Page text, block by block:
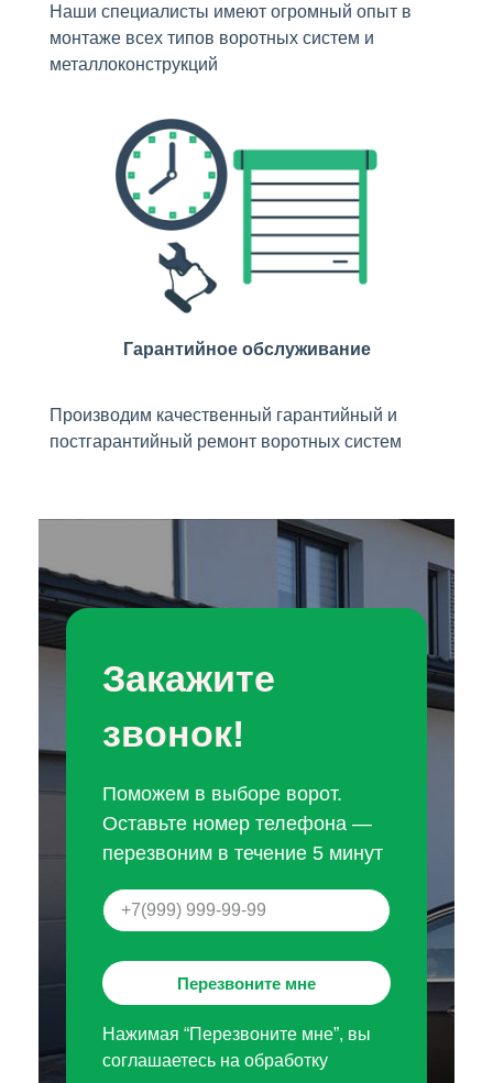
Наши специалисты имеют огромный опыт в
монтаже всех типов воротных систем и
металлоконструкций
Гарантийное обслуживание
Производим качественный гарантийный и
постгарантийный ремонт воротных систем
Закажите
звонок!
Поможем в выборе ворот.
Оставьте номер телефона —
перезвоним в течение 5 минут
Перезвоните мне
Нажимая “Перезвоните мне”, вы
соглашаетесь на обработку